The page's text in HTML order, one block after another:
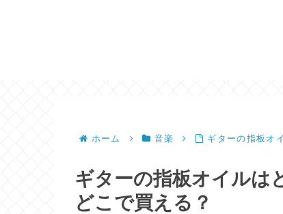
ホーム 音楽 ギターの指板オ
ギターの指板オイルは
どこで買える？